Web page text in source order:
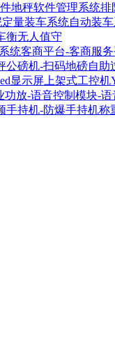
地秤软件管理系统排
量装车系统自动装
衡无人值守
统客商平台-客商服
公磅机-扫码地磅自助
显示屏上架式工控机
功放-语音控制模块-
手持机-防爆手持机称